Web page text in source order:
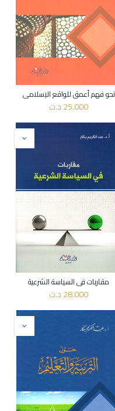
نحو فهم أعمق للواقع الإسلامي
25.000د.ت
مقاربات في السياسة الشرعية
28.000د.ت